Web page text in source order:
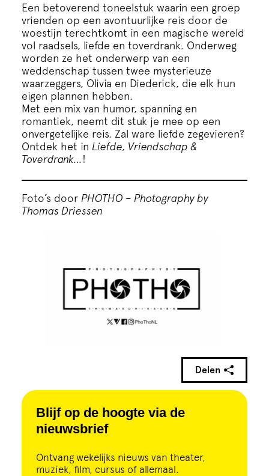
Blijf op de hoogte via de
nieuwsbrief
Ontvang wekelijks nieuws van theater,
muziek, film, cursus of allemaal.
Een betoverend toneelstuk waarin een groep
vrienden op een avontuurlijke reis door de
woestijn terechtkomt in een magische wereld
vol raadsels, liefde en toverdrank. Onderweg
worden ze het onderwerp van een
weddenschap tussen twee mysterieuze
waarzeggers, Olivia en Diederick, die elk hun
eigen plannen hebben.
Met een mix van humor, spanning en
romantiek, neemt dit stuk je mee op een
onvergetelijke reis. Zal ware liefde zegevieren?
Ontdek het in Liefde, Vriendschap &
Toverdrank… !
Foto’s door PHOTHO – Photography by
Thomas Driessen
Delen